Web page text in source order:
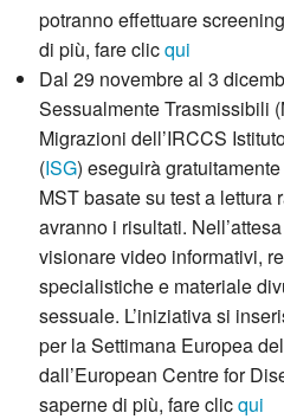
potranno effettuare
di più, fare clicqui
Dal 29 novembre al 3
Sessualmente Trasmissibili
Migrazioni dell’IRCCS
(ISG) eseguirà
MST basate su test a lettura
avranno i risultati.
visionare video informativi,
specialistiche e materiale
sessuale. L’iniziativa si
per la Settimana Europea
dall’European Centre for
saperne di più, fare clicqui